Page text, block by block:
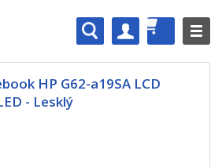
HP G62-a19SA LCD
- Lesklý